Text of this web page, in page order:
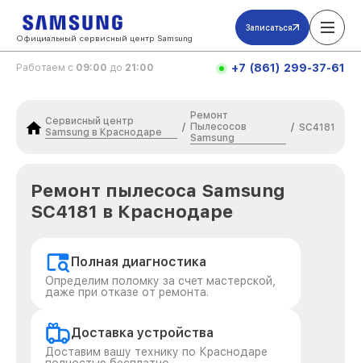
Официальный сервисный центр Samsung
Записаться
Работаем с 09:00 до 21:00 +7 (861) 299-37-61
Сервисный центр
Samsung в Краснодаре
/
Ремонт
Пылесосов
Samsung
/ SC4181
Ремонт пылесоса Samsung
SC4181 в Краснодаре
Полная диагностика
Определим поломку за счет мастерской,
даже при отказе от ремонта.
Доставка устройства
Доставим вашу технику по Краснодаре